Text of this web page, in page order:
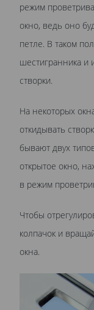
режим
окно, ведь оно
петле. В таком
шестигранника и
створки.
На некоторых
откидывать
бывают двух
открытое окно,
в режим
Чтобы
колпачок и
окна.